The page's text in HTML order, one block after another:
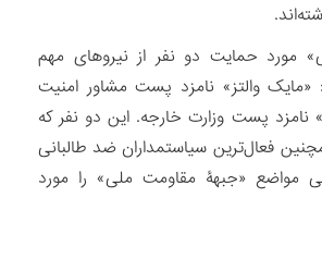
مورد حمایت دو نفر از نیروهای مهم
«مایک والتز» نامزد پست مشاور امنیت
نامزد پست وزارت خارجه. این دو نفر که
فعال‌ترین سیاستمداران ضد طالبانی
مواضع «جبهۀ مقاومت ملی» را مورد